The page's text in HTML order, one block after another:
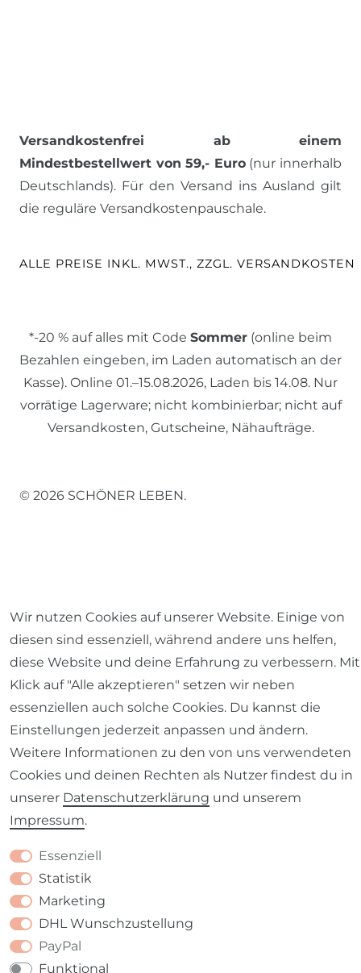
Versandkostenfrei ab einem
Mindestbestellwert von 59,- Euro(nur innerhalb
Deutschlands). Für den Versand ins Ausland gilt
die reguläre Versandkostenpauschale.
ALLE PREISE INKL. MWST., ZZGL. VERSANDKOSTEN
*-20 % auf alles mit Code Sommer (online beim
Bezahlen eingeben, im Laden automatisch an der
Kasse). Online 01.–15.08.2026, Laden bis 14.08. Nur
vorrätige Lagerware; nicht kombinierbar; nicht auf
Versandkosten, Gutscheine, Nähaufträge.
© 2026 SCHÖNER LEBEN.
Impressum Daten­schutz­erklärung
Barrierefreiheitserklärung Widerrufs­recht
VERTRAG WIDERRUFEN
Wir nutzen Cookies auf unserer Website. Einige von
diesen sind essenziell, während andere uns helfen,
diese Website und deine Erfahrung zu verbessern. Mit
Klick auf "Alle akzeptieren" setzen wir neben
essenziellen auch solche Cookies. Du kannst die
Einstellungen jederzeit anpassen und ändern.
Weitere Informationen zu den von uns verwendeten
Cookies und deinen Rechten als Nutzer findest du in
unserer Daten­schutz­erklärung und unserem
Impressum.
Essenziell
Statistik
Marketing
DHL Wunschzustellung
PayPal
Funktional